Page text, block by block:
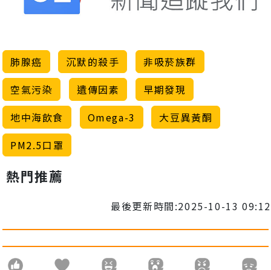
肺腺癌 沉默的殺手
非吸菸族群
空氣污染
遺傳因素
早期發現
地中海飲食
Omega-3
大豆異黃酮
PM2.5口罩
熱門推薦
最後更新時間:2025-10-13 09:12